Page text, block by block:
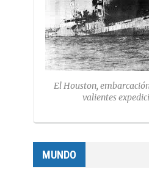
El Houston,
valientes
MUNDO